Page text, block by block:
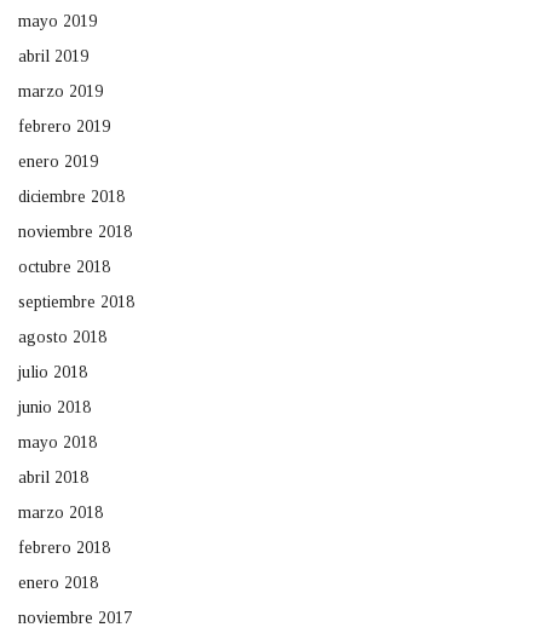
mayo 2019
abril 2019
marzo 2019
febrero 2019
enero 2019
diciembre 2018
noviembre 2018
octubre 2018
septiembre 2018
agosto 2018
julio 2018
junio 2018
mayo 2018
abril 2018
marzo 2018
febrero 2018
enero 2018
noviembre 2017